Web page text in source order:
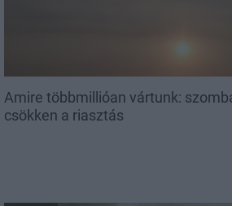
Amire többmillióan vártunk:
csökken a riasztás